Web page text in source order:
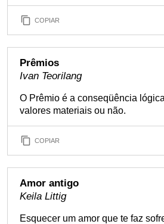
COPIAR
Prêmios
Ivan Teorilang
O Prêmio é a conseqüência
valores materiais ou não.
COPIAR
Amor antigo
Keila Littig
Esquecer um amor que te faz